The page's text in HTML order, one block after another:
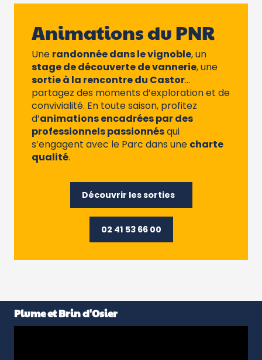
Animations du PNR
Une randonnée dans le vignoble, un
stage de découverte de vannerie, une
sortie à la rencontre du Castor…
partagez des moments d’exploration et de
convivialité. En toute saison, profitez
d’animations encadrées par des
professionnels passionnésqui
s’engagent avec le Parc dans une charte
qualité.
Découvrir les sorties
02 41 53 66 00
Plume et Brin d'Osier